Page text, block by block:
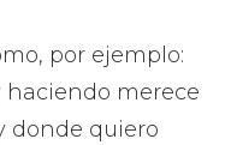
por ejemplo:
haciendo merece
donde quiero